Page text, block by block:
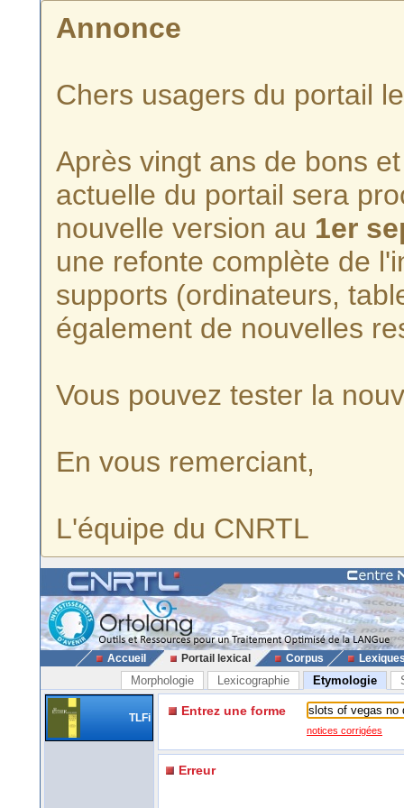
Annonce
Chers usagers du portail
Après vingt ans de bons
actuelle du portail sera
nouvelle version au 1er
une refonte complète de
supports (ordinateurs,
également de nouvelles
Vous pouvez tester la
En vous remerciant,
L'équipe du CNRTL
Accueil Portail lexical Corpus
Morphologie Lexicographie Etymologie
TLFi Entrez une forme
notices corrigées
Erreur